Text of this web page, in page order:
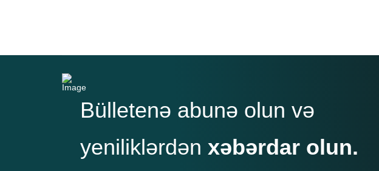
Bülletenə abunə olun və
yeniliklərdən xəbərdar olun.